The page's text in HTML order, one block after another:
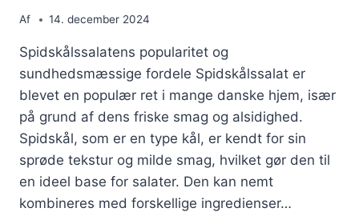
Af 14. december 2024
Spidskålssalatens popularitet og
sundhedsmæssige fordele Spidskålssalat er
blevet en populær ret i mange danske hjem, især
på grund af dens friske smag og alsidighed.
Spidskål, som er en type kål, er kendt for sin
sprøde tekstur og milde smag, hvilket gør den til
en ideel base for salater. Den kan nemt
kombineres med forskellige ingredienser…